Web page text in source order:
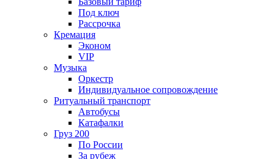
Под ключ
Рассрочка
Кремация
Эконом
VIP
Музыка
Оркестр
Индивидуальное сопровождение
Ритуальный транспорт
Автобусы
Катафалки
Груз 200
По России
За рубеж